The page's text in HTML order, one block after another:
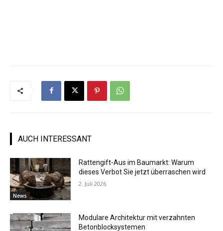
AUCH INTERESSANT
News
Rattengift-Aus im Baumarkt: Warum
dieses Verbot Sie jetzt überraschen wird
2. Juli 2026
Modulare Architektur mit verzahnten
Betonblocksystemen